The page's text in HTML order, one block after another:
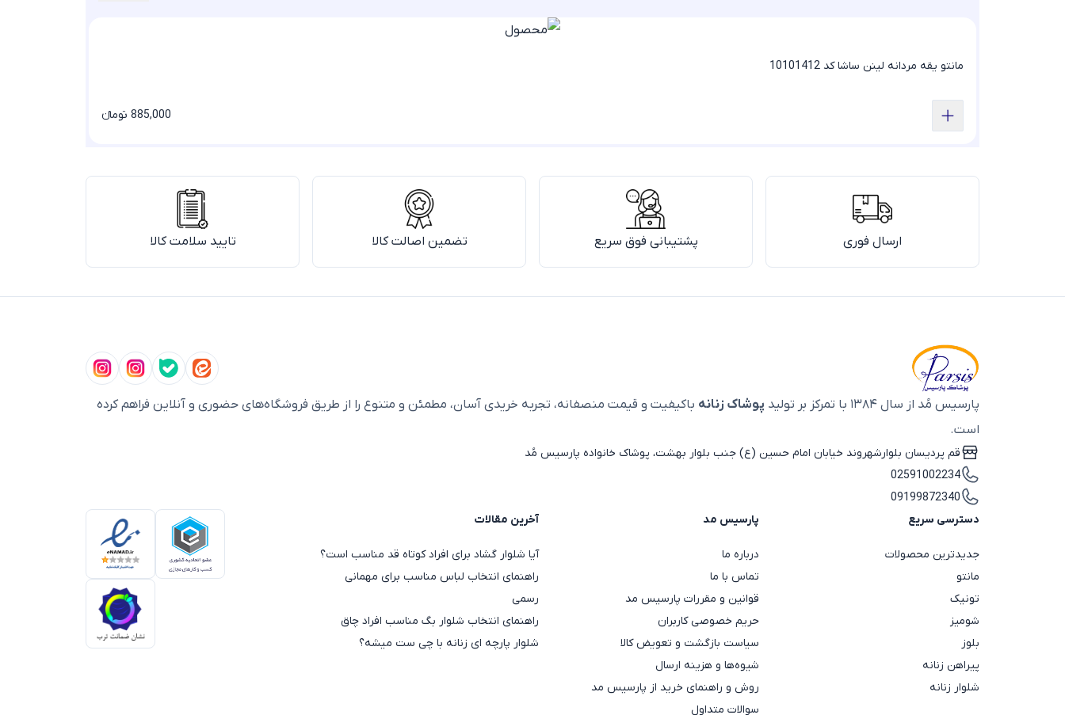
مانتو یقه مردانه لینن ساشا کد 10101412
885,000 تومانء
ارسال فوری پشتیبانی فوق سریع تضمین اصالت کالا تایید سلامت کالا
پارسیس مُد از سال ۱۳۸۴ با تمرکز بر تولید پوشاک زنانه باکیفیت و قیمت منصفانه، تجربه خریدی آسان، مطمئن و متنوع را از طریق فروشگاه‌های حضوری و آنلاین فراهم کرده
است.
قم پردیسان بلوارشهروند خیابان امام حسین (ع) جنب بلوار بهشت، پوشاک خانواده پارسیس مُد
02591002234
09199872340
دسترسی سریع
جدیدترین محصولات
مانتو
تونیک
شومیز
بلوز
پیراهن زنانه
شلوار زنانه
پارسیس مد
درباره ما
تماس با ما
قوانین و مقررات پارسیس مد
حریم خصوصی کاربران
سیاست بازگشت و تعویض کالا
شیوه‌ها و هزینه ارسال
روش و راهنمای خرید از پارسیس مد
سوالات متداول
آخرین مقالات
آیا شلوار گشاد برای افراد کوتاه قد مناسب است؟
راهنمای انتخاب لباس مناسب برای مهمانی
رسمی
راهنمای انتخاب شلوار بگ مناسب افراد چاق
شلوار پارچه ای زنانه با چی ست میشه؟